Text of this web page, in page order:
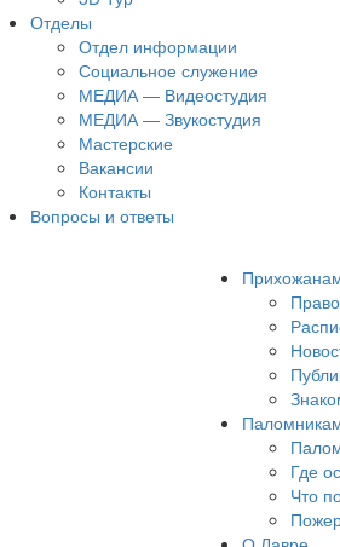
Отделы
Отдел информации
Социальное служение
МЕДИА — Видеостудия
МЕДИА — Звукостудия
Мастерские
Вакансии
Контакты
Вопросы и ответы
Где
Что